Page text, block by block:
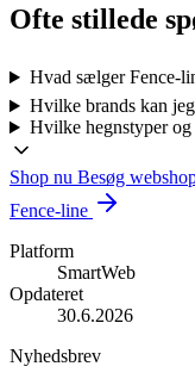
Ofte stillede
Hvad sælger Fence-
Hvilke brands kan
Hvilke hegnstyper
Shop nu Besøg
Fence-line
Platform
SmartWeb
Opdateret
30.6.2026
Nyhedsbrev